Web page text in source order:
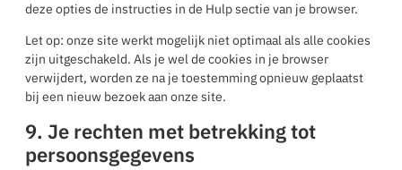
deze opties de instructies in de Hulp sectie van je browser.
Let op: onze site werkt mogelijk niet optimaal als alle cookies
zijn uitgeschakeld. Als je wel de cookies in je browser
verwijdert, worden ze na je toestemming opnieuw geplaatst
bij een nieuw bezoek aan onze site.
9. Je rechten met betrekking tot
persoonsgegevens